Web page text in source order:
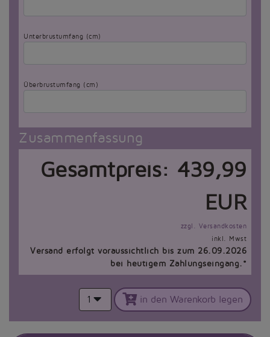
Unterbrustumfang (cm)
Überbrustumfang (cm)
Zusammenfassung
Gesamtpreis: 439,99
EUR
zzgl. Versandkosten
inkl. Mwst
Versand erfolgt voraussichtlich bis zum 26.09.2026
bei heutigem Zahlungseingang.*
1 in den Warenkorb legen